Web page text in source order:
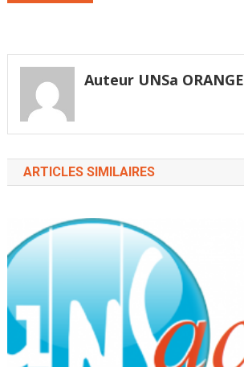
de
Auteur UNSa ORANGE
ARTICLES SIMILAIRES